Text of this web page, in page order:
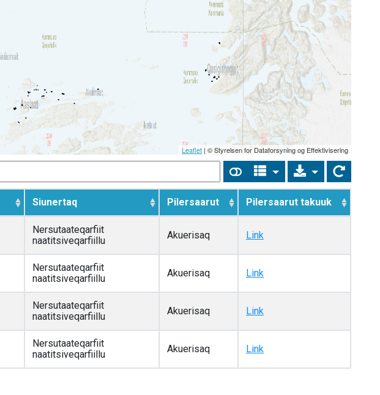
Leaflet | © Styrelsen for Dataforsyning og Effektivisering
Siunertaq Pilersaarut Pilersaarut takuuk
Nersutaateqarfiit
naatitsiveqarfiillu
Akuerisaq Link
Nersutaateqarfiit
naatitsiveqarfiillu
Akuerisaq Link
Nersutaateqarfiit
naatitsiveqarfiillu
Akuerisaq Link
Nersutaateqarfiit
naatitsiveqarfiillu
Akuerisaq Link